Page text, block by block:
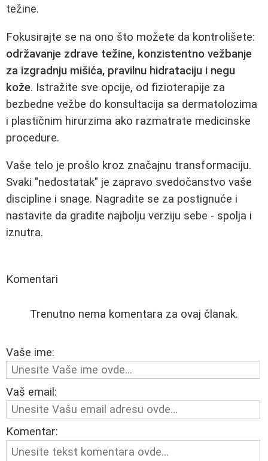
težine.
Fokusirajte se na ono što možete da kontrolišete:
održavanje zdrave težine, konzistentno vežbanje
za izgradnju mišića, pravilnu hidrataciju i negu
kože. Istražite sve opcije, od fizioterapije za
bezbedne vežbe do konsultacija sa dermatolozima
i plastičnim hirurzima ako razmatrate medicinske
procedure.
Vaše telo je prošlo kroz značajnu transformaciju.
Svaki "nedostatak" je zapravo svedočanstvo vaše
discipline i snage. Nagradite se za postignuće i
nastavite da gradite najbolju verziju sebe - spolja i
iznutra.
Komentari
Trenutno nema komentara za ovaj članak.
Vaše ime:
Vaš email:
Komentar: